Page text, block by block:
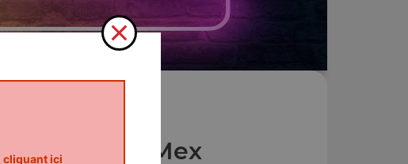
Nos Tex Mex
cliquant ici